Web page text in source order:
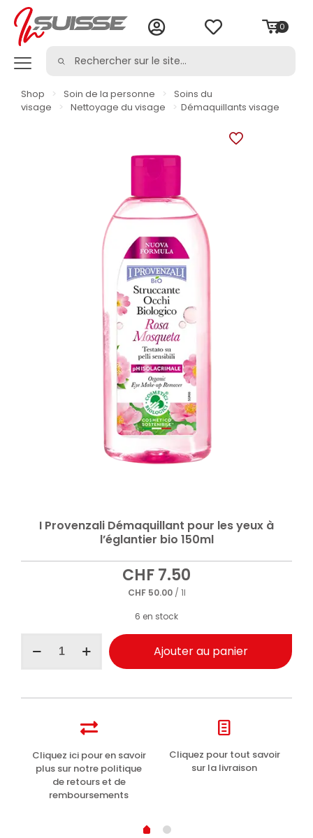
0
Shop > Soin de la personne >
Soins du
visage
> Nettoyage du visage > Démaquillants visage
I Provenzali Démaquillant pour les yeux à
l’églantier bio 150ml
CHF7.50
CHF50.00/ 1l
6 en stock
l'églantier
Ajouter au panier
Cliquez ici pour en savoir
plus sur notre politique
de retours et de
remboursements
Cliquez pour tout savoir
sur la livraison